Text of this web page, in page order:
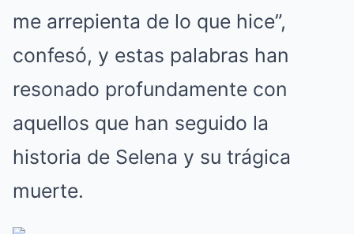
me arrepienta de lo que hice”,
confesó, y estas palabras han
resonado profundamente con
aquellos que han seguido la
historia de Selena y su trágica
muerte.